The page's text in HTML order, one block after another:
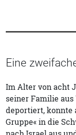
Eine
Im Alter von acht
seiner Familie
deportiert, konnte
Gruppe« in die